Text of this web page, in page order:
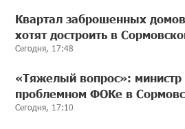
Квартал заброшенных
хотят достроить в
Сегодня, 17:48
«Тяжелый вопрос»: министр
проблемном ФОКе в
Сегодня, 17:10